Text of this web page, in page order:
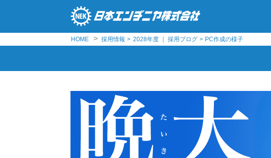
HOME > 採用情報 > 2028年度 ｜ 採用ブログ > PC作成の様子